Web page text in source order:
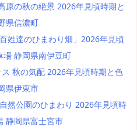
原の秋の絶景 2026年見頃時期と
県信濃町
姓達のひまわり畑」2026年見頃
場 静岡県南伊豆町
秋の気配 2026年見頃時期と色
県伊東市
然公園のひまわり 2026年見頃時
静岡県富士宮市